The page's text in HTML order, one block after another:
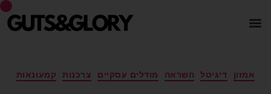
אמזון דיגיטל השראה מודלים עסקיים צרכנות קמעונאות